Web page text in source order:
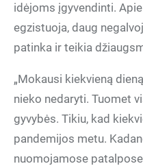
idėjoms įgyvendinti.
egzistuoja, daug
patinka ir teikia
„Mokausi kiekvieną
nieko nedaryti. Tuomet
gyvybės. Tikiu, kad
pandemijos metu.
nuomojamose